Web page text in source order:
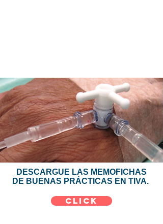
DESCARGUE LAS MEMOFICHAS
DE BUENAS PRÁCTICAS EN TIVA.
CLICK